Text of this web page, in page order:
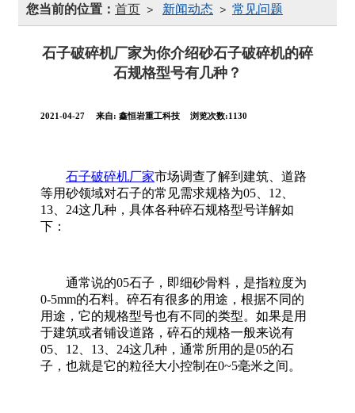
您当前的位置： 首页 > 新闻动态 > 常见问题
石子破碎机厂家为你介绍砂石子破碎机的碎
石规格型号有几种？
2021-04-27 来自: 鑫恒岩重工科技 浏览次数:1130
石子破碎机厂家市场调查了解到建筑、道路
等用砂领域对石子的常见需求规格为05、12、
13、24这几种，具体各种碎石规格型号详解如
下：
通常说的05石子，即细砂骨料，是指粒度为
0-5mm的石料。碎石有很多的用途，根据不同的
用途，它的规格型号也有不同的类型。如果是用
于建筑或者铺设道路，碎石的规格一般来说有
05、12、13、24这几种，通常所用的是05的石
子，也就是它的粒径大小控制在0~5毫米之间。